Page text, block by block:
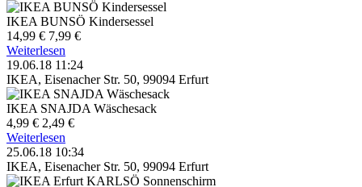
IKEA BUNSÖ Kindersessel
14,99 € 7,99 €
Weiterlesen
19.06.18 11:24
IKEA, Eisenacher Str. 50, 99094 Erfurt
IKEA SNAJDA Wäschesack
4,99 € 2,49 €
Weiterlesen
25.06.18 10:34
IKEA, Eisenacher Str. 50, 99094 Erfurt